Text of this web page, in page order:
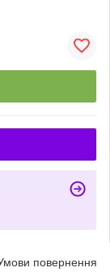
повернення